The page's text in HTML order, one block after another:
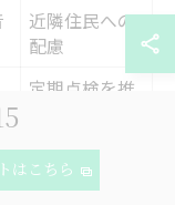
近隣住民への
配慮
定期点検を推
気・油煙・臭気
はこちら